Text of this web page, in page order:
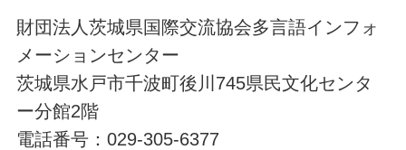
財団法人茨城県国際交流協会多言語インフォ
メーションセンター
茨城県水戸市千波町後川745県民文化センタ
ー分館2階
電話番号：029-305-6377